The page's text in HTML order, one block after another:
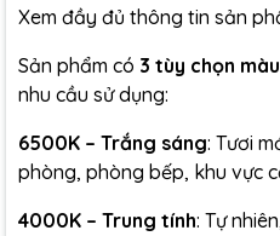
Xem đầy đủ thông tin sản
Sản phẩm có 3 tùy chọn
nhu cầu sử dụng:
6500K – Trắng sáng: Tươi
phòng, phòng bếp, khu vực
4000K – Trung tính: Tự